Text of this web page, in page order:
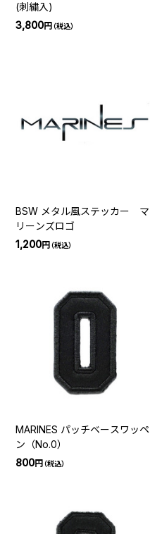
(刺繍入)
3,800円（税込）
BSW メタル風ステッカー マ
リーンズロゴ
1,200円（税込）
MARINES パッチベースワッペ
ン（No.0）
800円（税込）